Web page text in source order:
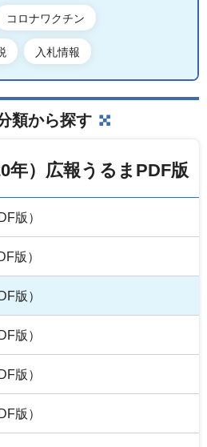
コロナワクチン
入札情報
類から探す
年）広報うるまPDF版
版）
版）
版）
版）
版）
版）